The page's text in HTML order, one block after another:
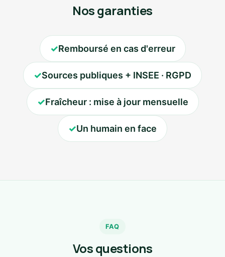
Nos garanties
✓Remboursé en cas d'erreur
✓Sources publiques + INSEE · RGPD
✓Fraîcheur : mise à jour mensuelle
✓Un humain en face
FAQ
Vos questions